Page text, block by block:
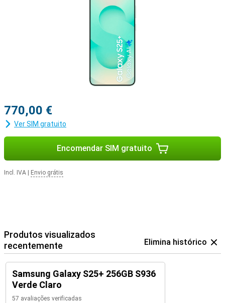
Watch 7 ou o Samsung Galaxy Watch Ultra para obter informações
óptimas sobre a sua saúde e dados desportivos. Ou emparelhe o
seu novo dispositivo com o Samsung Galaxy Buds 3 ou o Samsung
Galaxy Buds 3 Pro. Desta forma, será notificado quando receber
uma chamada e poderá atender com um toque nos seus
770,00 €
Ver SIM gratuito
Encomendar SIM gratuito
Incl. IVA Envio grátis
Produtos visualizados
recentemente
Elimina histórico
Samsung Galaxy S25+ 256GB S936
Verde Claro
57 avaliações verificadas